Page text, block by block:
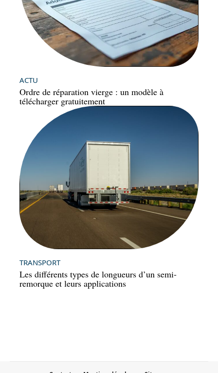
ACTU
Ordre de réparation vierge : un modèle à
télécharger gratuitement
TRANSPORT
Les différents types de longueurs d’un semi-
remorque et leurs applications